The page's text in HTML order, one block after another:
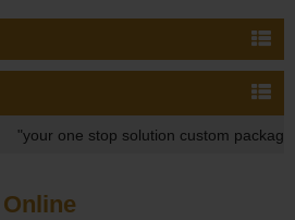
"your one stop solution custom packaging"